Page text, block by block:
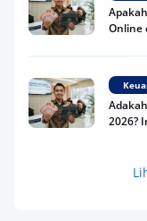
Online
2026?